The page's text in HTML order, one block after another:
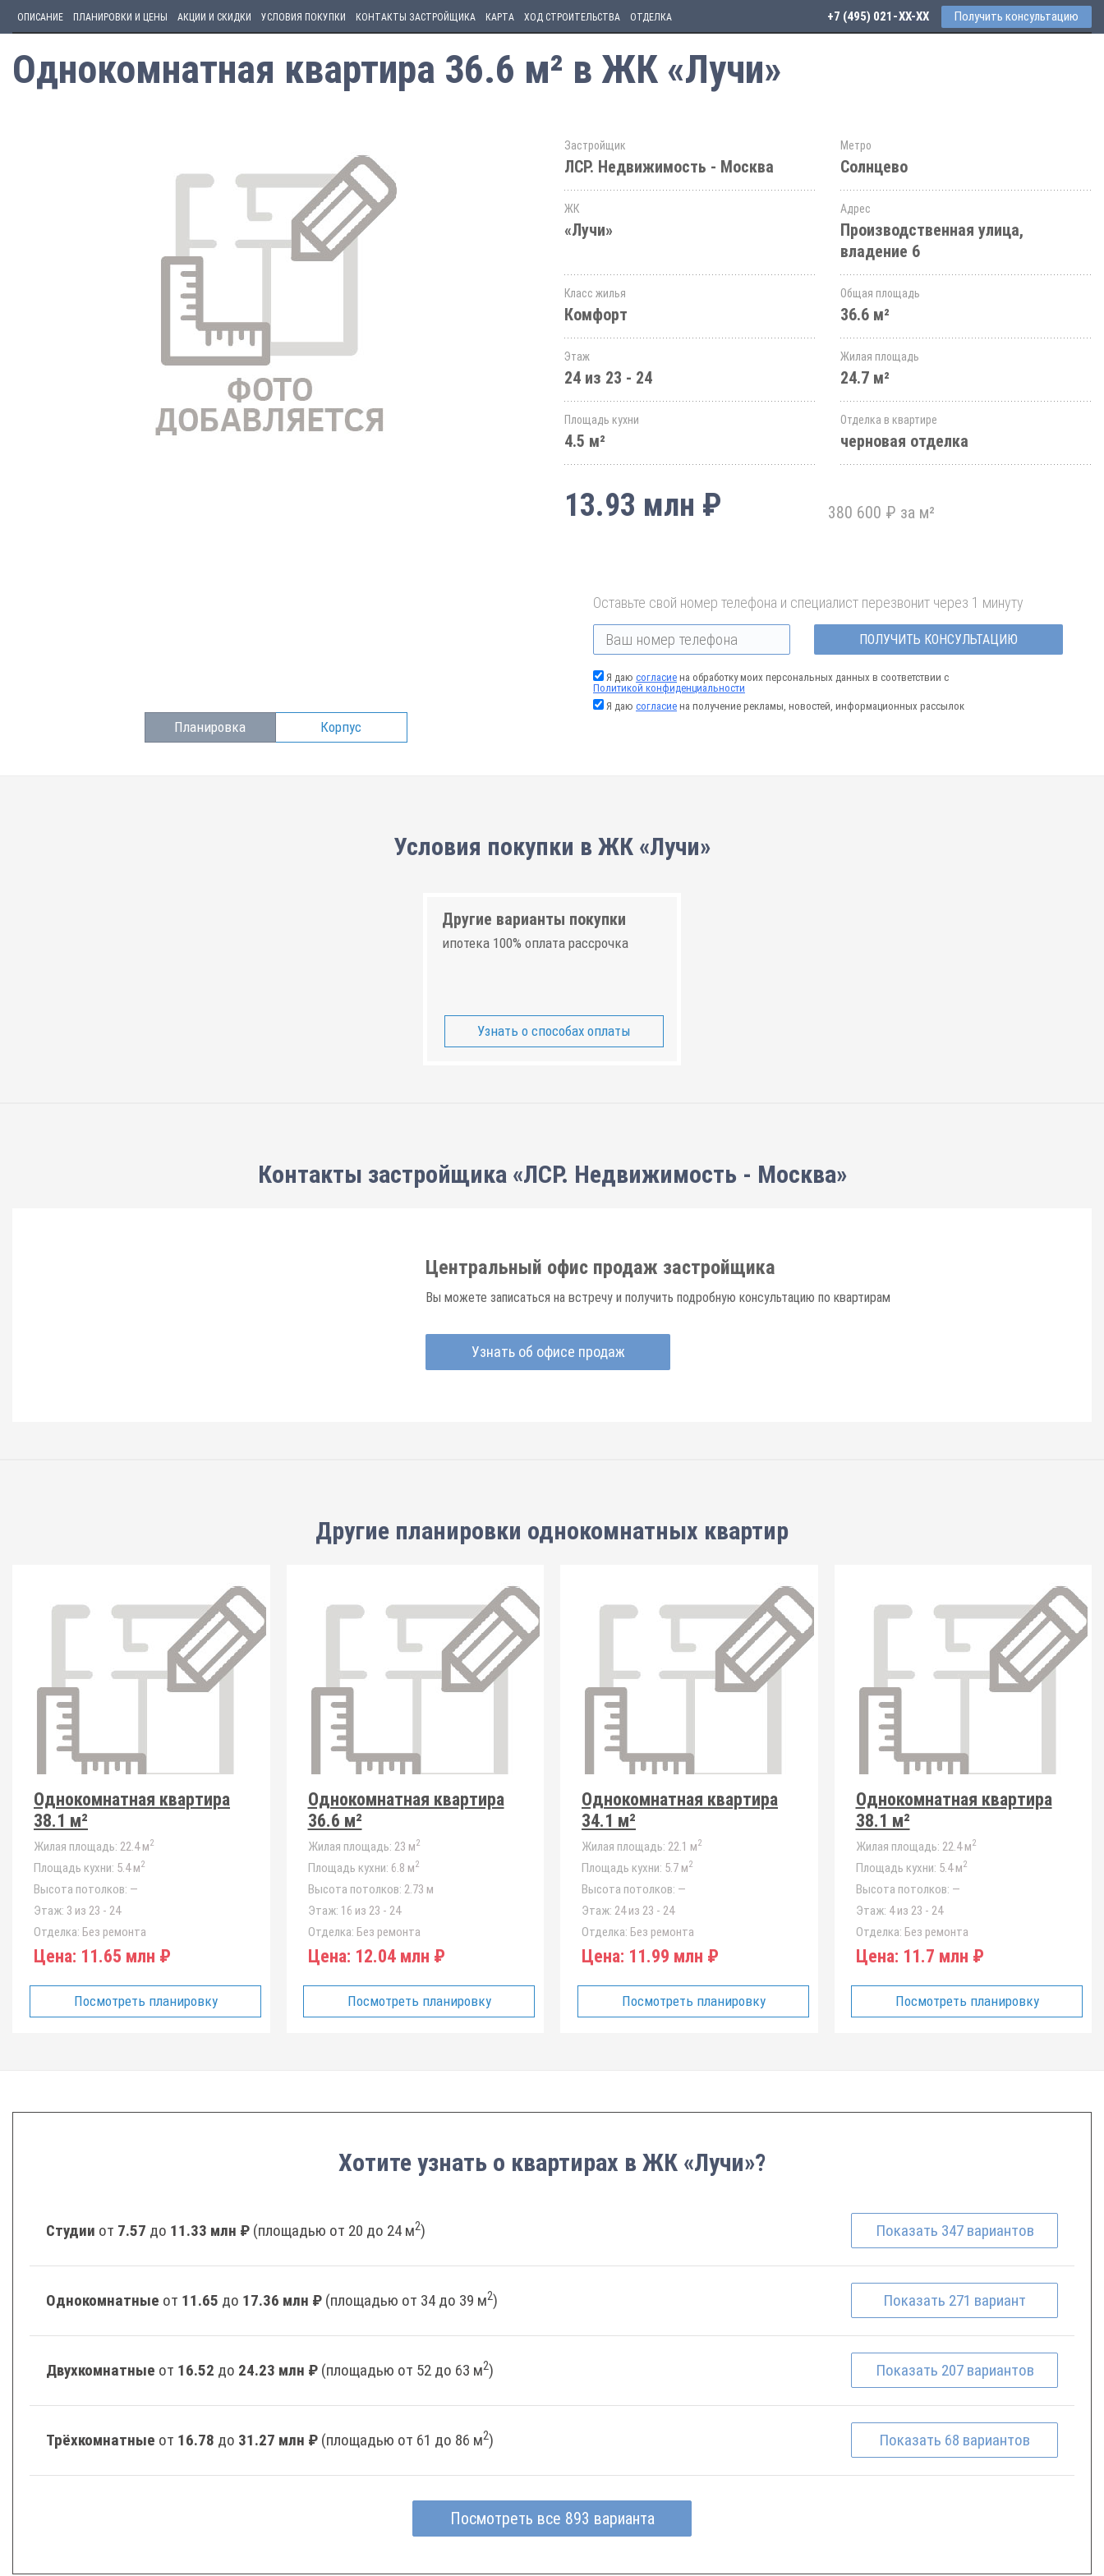
ОПИСАНИЕ ПЛАНИРОВКИ И ЦЕНЫ АКЦИИ И СКИДКИ УСЛОВИЯ ПОКУПКИ КОНТАКТЫ ЗАСТРОЙЩИКА КАРТА ХОД СТРОИТЕЛЬСТВА ОТДЕЛКА +7 (495) 021-41-76 Получить консультацию
Однокомнатная квартира 36.6 м² в ЖК «Лучи»
Планировка Корпус
Застройщик
ЛСР. Недвижимость - Москва
Метро
Солнцево
ЖК
«Лучи»
Адрес
Производственная улица,
владение 6
Класс жилья
Комфорт
Общая площадь
36.6 м²
Этаж
24 из 23 - 24
Жилая площадь
24.7 м²
Площадь кухни
4.5 м²
Отделка в квартире
черновая отделка
13.93 млн ₽ 380 600 ₽ за м²
Оставьте свой номер телефона и специалист перезвонит через 1 минуту
ПОЛУЧИТЬ КОНСУЛЬТАЦИЮ
Я даю согласие на обработку моих персональных данных в соответствии с
Политикой конфиденциальности
Я даю согласие на получение рекламы, новостей, информационных рассылок
Условия покупки в ЖК «Лучи»
Другие варианты покупки
ипотека 100% оплата рассрочка
Узнать о способах оплаты
Контакты застройщика «ЛСР. Недвижимость - Москва»
Центральный офис продаж застройщика
Вы можете записаться на встречу и получить подробную консультацию по квартирам
Узнать об офисе продаж
Другие планировки однокомнатных квартир
Однокомнатная квартира
38.1 м²
Жилая площадь: 22.4 м2
Площадь кухни: 5.4 м2
Высота потолков: —
Этаж: 3 из 23 - 24
Отделка: Без ремонта
Цена: 11.65 млн ₽
Посмотреть планировку
Однокомнатная квартира
36.6 м²
Жилая площадь: 23 м2
Площадь кухни: 6.8 м2
Высота потолков: 2.73 м
Этаж: 16 из 23 - 24
Отделка: Без ремонта
Цена: 12.04 млн ₽
Посмотреть планировку
Однокомнатная квартира
34.1 м²
Жилая площадь: 22.1 м2
Площадь кухни: 5.7 м2
Высота потолков: —
Этаж: 24 из 23 - 24
Отделка: Без ремонта
Цена: 11.99 млн ₽
Посмотреть планировку
Однокомнатная квартира
38.1 м²
Жилая площадь: 22.4 м2
Площадь кухни: 5.4 м2
Высота потолков: —
Этаж: 4 из 23 - 24
Отделка: Без ремонта
Цена: 11.7 млн ₽
Посмотреть планировку
Хотите узнать о квартирах в ЖК «Лучи»?
Студии от 7.57 до 11.33 млн ₽ (площадью от 20 до 24 м2) Показать 347 вариантов
Однокомнатные от 11.65 до 17.36 млн ₽ (площадью от 34 до 39 м2) Показать 271 вариант
Двухкомнатные от 16.52 до 24.23 млн ₽ (площадью от 52 до 63 м2) Показать 207 вариантов
Трёхкомнатные от 16.78 до 31.27 млн ₽ (площадью от 61 до 86 м2) Показать 68 вариантов
Посмотреть все 893 варианта